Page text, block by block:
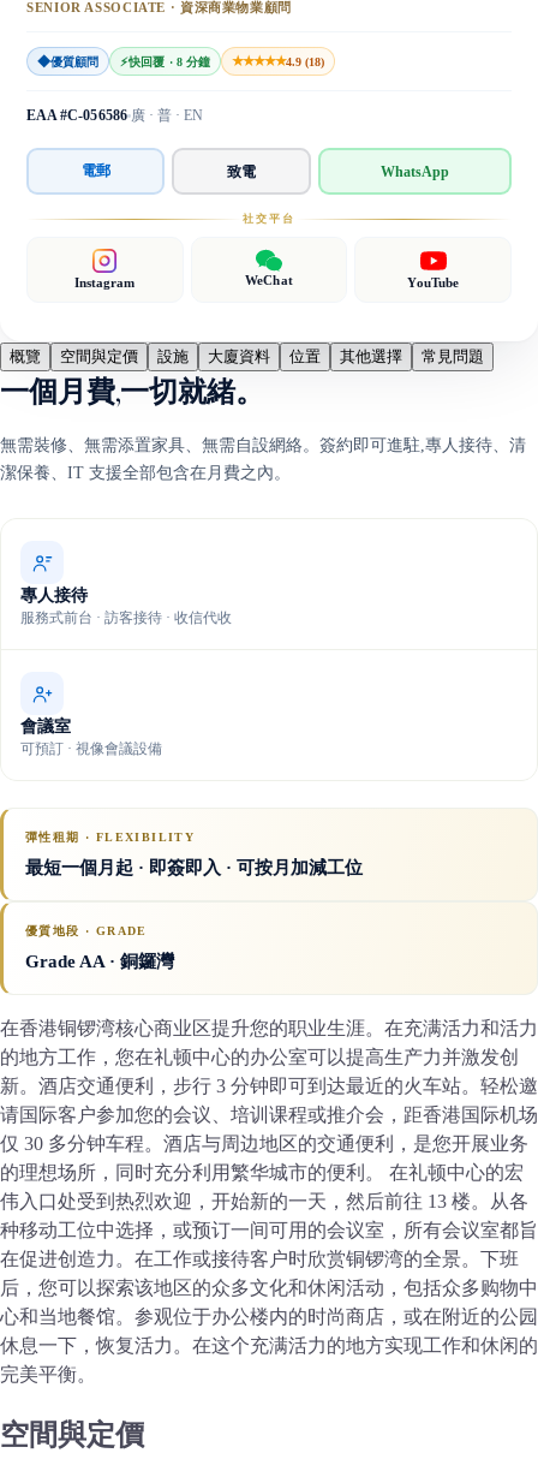
SENIOR ASSOCIATE · 資深商業物業顧問
◆優質顧問 ⚡快回覆 · 8 分鐘 ★★★★★4.9 (18)
EAA #C-056586 廣 · 普 · EN
電郵 致電 WhatsApp
社交平台
Instagram WeChat YouTube
概覽 空間與定價 設施 大廈資料 位置 其他選擇 常見問題
一個月費,一切就緒。
無需裝修、無需添置家具、無需自設網絡。簽約即可進駐,專人接待、清
潔保養、IT 支援全部包含在月費之內。
專人接待
服務式前台 · 訪客接待 · 收信代收
會議室
可預訂 · 視像會議設備
彈性租期 · FLEXIBILITY
最短一個月起 · 即簽即入 · 可按月加減工位
優質地段 · GRADE
Grade AA· 銅鑼灣
在香港铜锣湾核心商业区提升您的职业生涯。在充满活力和活力
的地方工作，您在礼顿中心的办公室可以提高生产力并激发创
新。酒店交通便利，步行 3 分钟即可到达最近的火车站。轻松邀
请国际客户参加您的会议、培训课程或推介会，距香港国际机场
仅 30 多分钟车程。酒店与周边地区的交通便利，是您开展业务
的理想场所，同时充分利用繁华城市的便利。 在礼顿中心的宏
伟入口处受到热烈欢迎，开始新的一天，然后前往 13 楼。从各
种移动工位中选择，或预订一间可用的会议室，所有会议室都旨
在促进创造力。在工作或接待客户时欣赏铜锣湾的全景。下班
后，您可以探索该地区的众多文化和休闲活动，包括众多购物中
心和当地餐馆。参观位于办公楼内的时尚商店，或在附近的公园
休息一下，恢复活力。在这个充满活力的地方实现工作和休闲的
完美平衡。
空間與定價